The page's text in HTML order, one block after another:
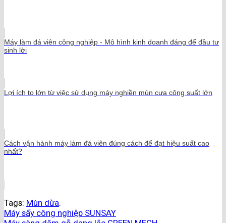
Máy làm đá viên công nghiệp - Mô hình kinh doanh đáng để đầu tư
sinh lời
Lợi ích to lớn từ việc sử dụng máy nghiền mùn cưa công suất lớn
Cách vận hành máy làm đá viên đúng cách để đạt hiệu suất cao
nhất?
Tags: Mùn dừa.
Máy sấy công nghiệp SUNSAY